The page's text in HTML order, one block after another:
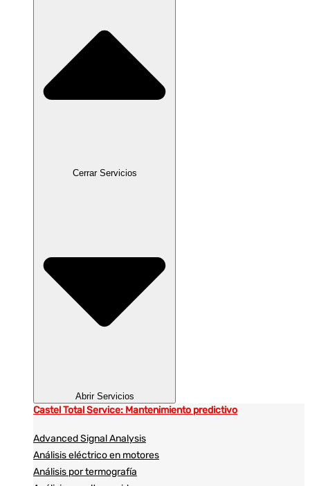
Cerrar Servicios
Abrir Servicios
Castel Total Service: Mantenimiento predictivo
Advanced Signal Analysis
Análisis eléctrico en motores
Análisis por termografía